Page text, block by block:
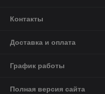
Контакты
Доставка и оплата
График работы
Полная версия сайта